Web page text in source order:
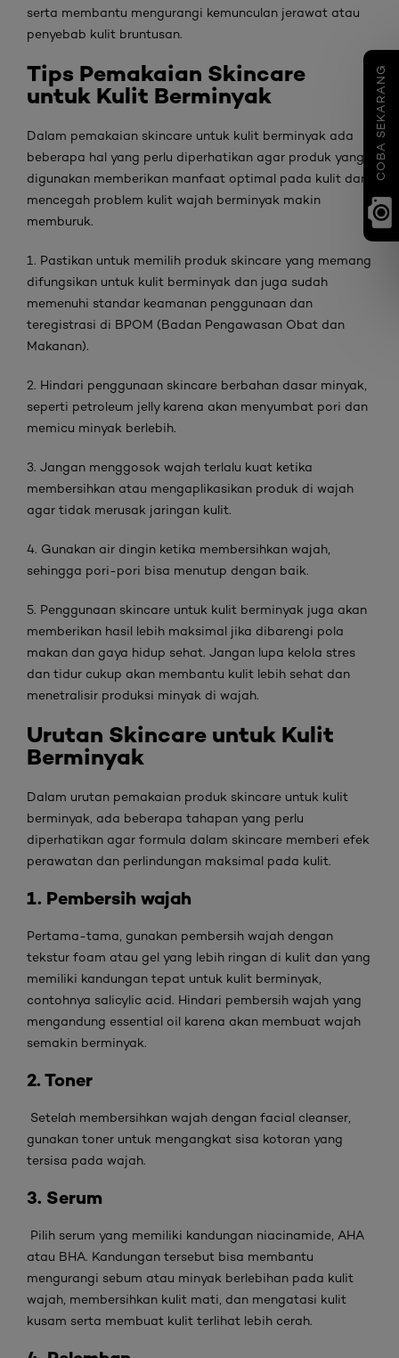
COBA SEKARANG
serta membantu mengurangi kemunculan jerawat atau
penyebab kulit bruntusan.
Tips Pemakaian Skincare
untuk Kulit Berminyak
Dalam pemakaian skincare untuk kulit berminyak ada
beberapa hal yang perlu diperhatikan agar produk yang
digunakan memberikan manfaat optimal pada kulit dan
mencegah problem kulit wajah berminyak makin
memburuk.
1. Pastikan untuk memilih produk skincare yang memang
difungsikan untuk kulit berminyak dan juga sudah
memenuhi standar keamanan penggunaan dan
teregistrasi di BPOM (Badan Pengawasan Obat dan
Makanan).
2. Hindari penggunaan skincare berbahan dasar minyak,
seperti petroleum jelly karena akan menyumbat pori dan
memicu minyak berlebih.
3. Jangan menggosok wajah terlalu kuat ketika
membersihkan atau mengaplikasikan produk di wajah
agar tidak merusak jaringan kulit.
4. Gunakan air dingin ketika membersihkan wajah,
sehingga pori-pori bisa menutup dengan baik.
5. Penggunaan skincare untuk kulit berminyak juga akan
memberikan hasil lebih maksimal jika dibarengi pola
makan dan gaya hidup sehat. Jangan lupa kelola stres
dan tidur cukup akan membantu kulit lebih sehat dan
menetralisir produksi minyak di wajah.
Urutan Skincare untuk Kulit
Berminyak
Dalam urutan pemakaian produk skincare untuk kulit
berminyak, ada beberapa tahapan yang perlu
diperhatikan agar formula dalam skincare memberi efek
perawatan dan perlindungan maksimal pada kulit.
1. Pembersih wajah
Pertama-tama, gunakan pembersih wajah dengan
tekstur foam atau gel yang lebih ringan di kulit dan yang
memiliki kandungan tepat untuk kulit berminyak,
contohnya salicylic acid. Hindari pembersih wajah yang
mengandung essential oil karena akan membuat wajah
semakin berminyak.
2. Toner
Setelah membersihkan wajah dengan facial cleanser,
gunakan toner untuk mengangkat sisa kotoran yang
tersisa pada wajah.
3. Serum
Pilih serum yang memiliki kandungan niacinamide, AHA
atau BHA. Kandungan tersebut bisa membantu
mengurangi sebum atau minyak berlebihan pada kulit
wajah, membersihkan kulit mati, dan mengatasi kulit
kusam serta membuat kulit terlihat lebih cerah.